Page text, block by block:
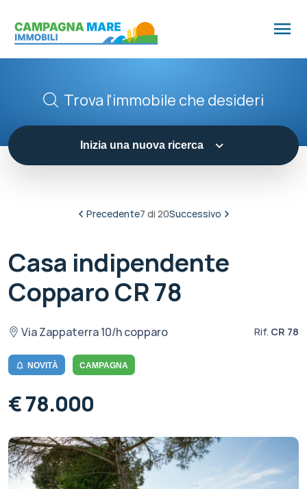
menu
Trova l'immobile che desideri
Inizia una nuova ricerca expand_more
Precedente7 di 20Successivo
Casa indipendente
Copparo CR 78
Via Zappaterra 10/h copparo Rif. CR 78
NOVITÀ CAMPAGNA
€ 78.000